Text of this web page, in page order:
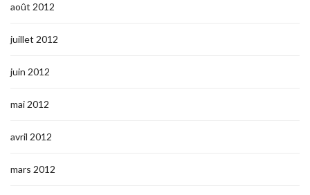
août 2012
juillet 2012
juin 2012
mai 2012
avril 2012
mars 2012